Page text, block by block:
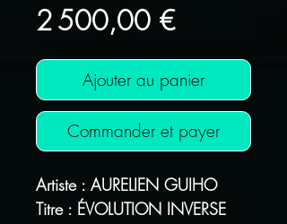
2 500,00 €Prix
Ajouter au panier
Commander et payer
Artiste : AURELIEN GUIHO
Titre : ÉVOLUTION INVERSE